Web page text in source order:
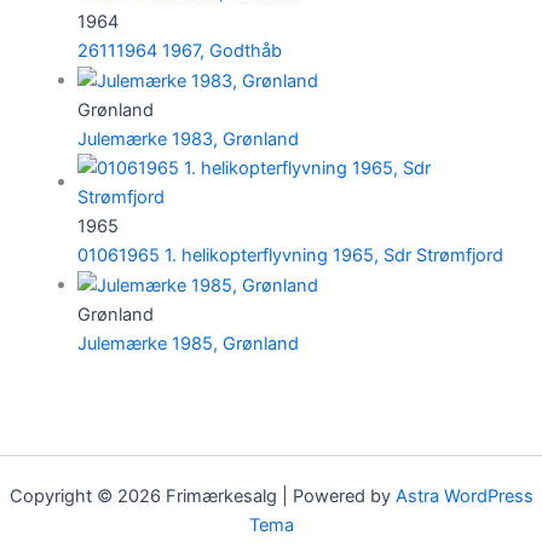
1964
26111964 1967, Godthåb
Grønland
Julemærke 1983, Grønland
1965
01061965 1. helikopterflyvning 1965, Sdr Strømfjord
Grønland
Julemærke 1985, Grønland
Copyright © 2026 Frimærkesalg | Powered by Astra WordPress
Tema